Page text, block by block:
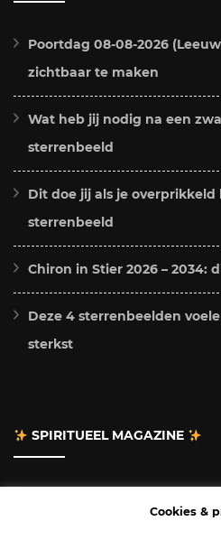
Poortdag 08-08-2026
zichtbaar te maken
Wat heb jij nodig na een
sterrenbeeld
Dit doe jij als je overprikkeld
sterrenbeeld
Chiron in Stier 2026 – 2034:
Deze 4 sterrenbeelden
sterkst
SPIRITUEEL MAGAZINE
Cookies &